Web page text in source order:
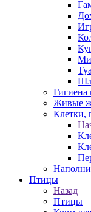
Гигиена
Живые
Клетки,
Птицы
Назад
Птицы